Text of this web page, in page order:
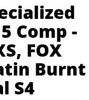
Comp -
FOX
Burnt
S4